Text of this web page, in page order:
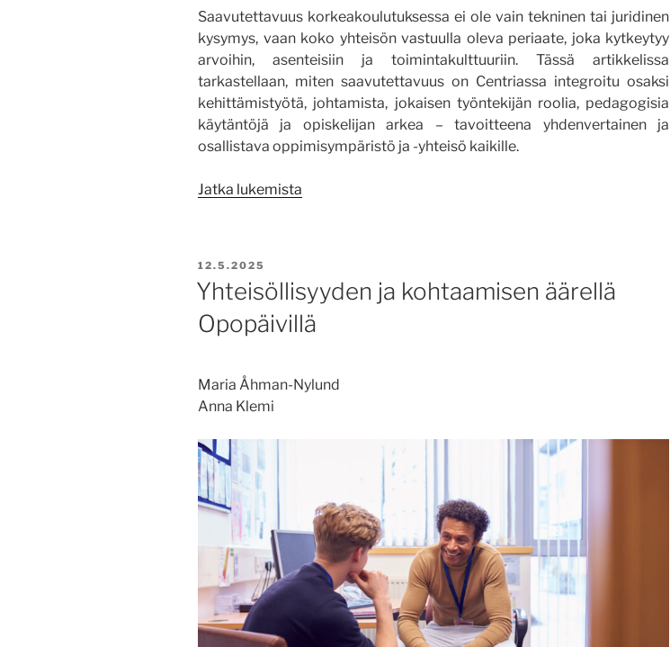
Saavutettavuus korkeakoulutuksessa ei ole vain tekninen tai juridinen
kysymys, vaan koko yhteisön vastuulla oleva periaate, joka kytkeytyy
arvoihin, asenteisiin ja toimintakulttuuriin. Tässä artikkelissa
tarkastellaan, miten saavutettavuus on Centriassa integroitu osaksi
kehittämistyötä, johtamista, jokaisen työntekijän roolia, pedagogisia
käytäntöjä ja opiskelijan arkea – tavoitteena yhdenvertainen ja
osallistava oppimisympäristö ja -yhteisö kaikille.
Jatka lukemista
käytäntöön”
JULKAISTU
12.5.2025
Yhteisöllisyyden ja kohtaamisen äärellä
Opopäivillä
Maria Åhman-Nylund
Anna Klemi